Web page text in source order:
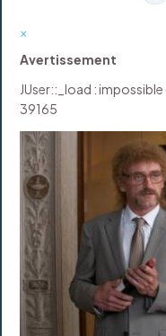
×
Avertissement
JUser::_load :
39165